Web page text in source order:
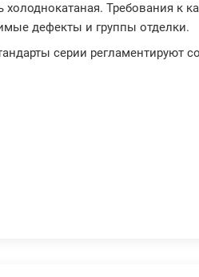
Требования к
дефекты и группы отделки.
серии регламентируют